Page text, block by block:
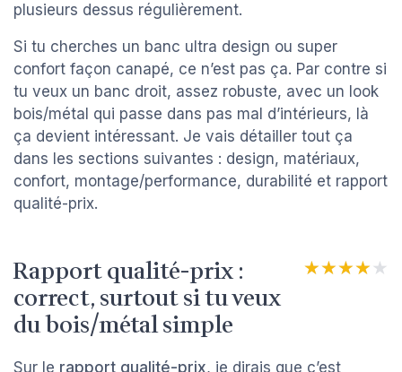
plusieurs dessus régulièrement.
Si tu cherches un banc ultra design ou super
confort façon canapé, ce n’est pas ça. Par contre si
tu veux un banc droit, assez robuste, avec un look
bois/métal qui passe dans pas mal d’intérieurs, là
ça devient intéressant. Je vais détailler tout ça
dans les sections suivantes : design, matériaux,
confort, montage/performance, durabilité et rapport
qualité-prix.
Rapport qualité-prix :
correct, surtout si tu veux
du bois/métal simple
★★★★★
★★★★★
Sur le rapport qualité-prix, je dirais que c’est